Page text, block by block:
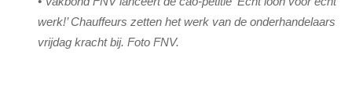
werk!’ Chauffeurs zetten het werk van de onderhandelaars
vrijdag kracht bij. Foto FNV.